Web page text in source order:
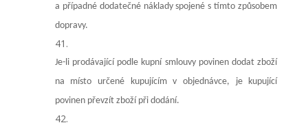
a případné dodatečné náklady spojené s tímto způsobem
dopravy.
Je-li prodávající podle kupní smlouvy povinen dodat zboží
na místo určené kupujícím v objednávce, je kupující
povinen převzít zboží při dodání.